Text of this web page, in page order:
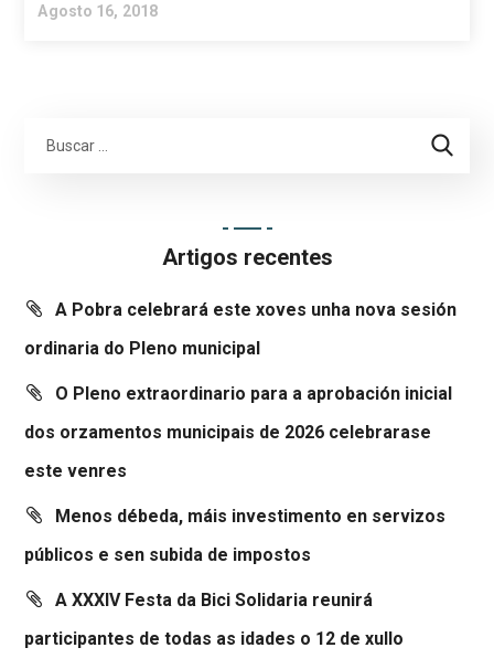
Agosto 16, 2018
Artigos recentes
A Pobra celebrará este xoves unha nova sesión
ordinaria do Pleno municipal
O Pleno extraordinario para a aprobación inicial
dos orzamentos municipais de 2026 celebrarase
este venres
Menos débeda, máis investimento en servizos
públicos e sen subida de impostos
A XXXIV Festa da Bici Solidaria reunirá
participantes de todas as idades o 12 de xullo